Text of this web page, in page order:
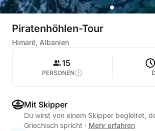
Piratenhöhlen-Tour
Himarë, Albanien
15
PERSONEN
Mit Skipper
Du wirst von einem Skipper begleitet,
Griechisch spricht · Mehr erfahren